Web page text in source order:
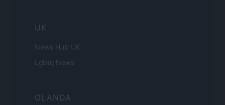
UK
News Hub UK
Lgbtq News
OLANDA